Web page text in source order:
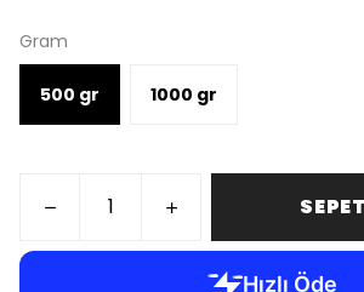
Gram
500 gr 1000 gr